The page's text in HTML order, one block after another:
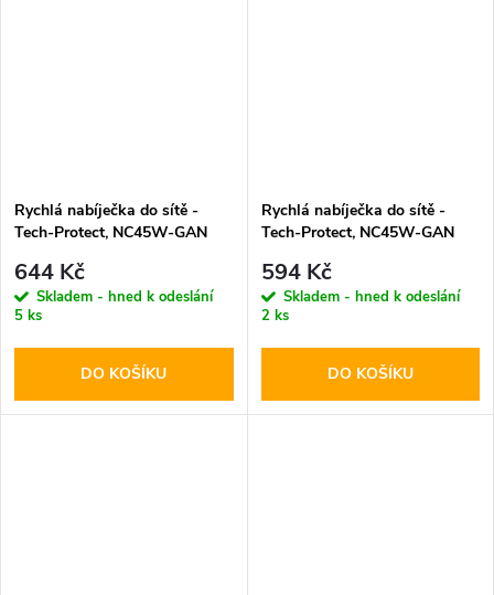
Rychlá nabíječka do sítě -
Tech-Protect, NC45W-GAN
644 Kč
Skladem - hned k odeslání
5 ks
DO KOŠÍKU
Rychlá nabíječka do sítě -
Tech-Protect, NC45W-GAN
594 Kč
Skladem - hned k odeslání
2 ks
DO KOŠÍKU